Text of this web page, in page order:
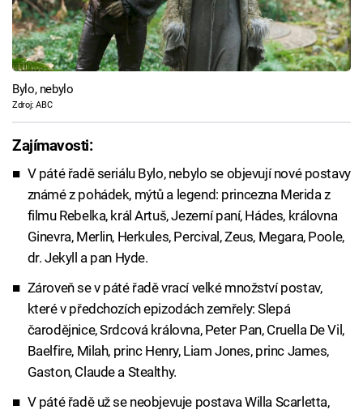
Bylo, nebylo
Zdroj: ABC
Zajímavosti:
V páté řadě seriálu Bylo, nebylo se objevují nové postavy
známé z pohádek, mýtů a legend: princezna Merida z
filmu Rebelka, král Artuš, Jezerní paní, Hádes, královna
Ginevra, Merlin, Herkules, Percival, Zeus, Megara, Poole,
dr. Jekyll a pan Hyde.
Zároveň se v páté řadě vrací velké množství postav,
které v předchozích epizodách zemřely: Slepá
čarodějnice, Srdcová královna, Peter Pan, Cruella De Vil,
Baelfire, Milah, princ Henry, Liam Jones, princ James,
Gaston, Claude a Stealthy.
V páté řadě už se neobjevuje postava Willa Scarletta,